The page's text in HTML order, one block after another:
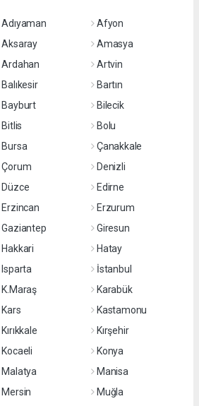
Adıyaman
Afyon
Aksaray
Amasya
Ardahan
Artvin
Balıkesir
Bartın
Bayburt
Bilecik
Bitlis
Bolu
Bursa
Çanakkale
Çorum
Denizli
Düzce
Edirne
Erzincan
Erzurum
Gaziantep
Giresun
Hakkari
Hatay
Isparta
İstanbul
K.Maraş
Karabük
Kars
Kastamonu
Kırıkkale
Kırşehir
Kocaeli
Konya
Malatya
Manisa
Mersin
Muğla